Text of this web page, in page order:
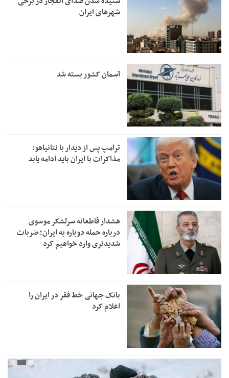
شهرهای ایران
آسمان کشور بسته شد
ترامپ پس از دیدار با نتانیاهو:
مذاکرات با ایران باید ادامه یابد
هشدار قاطعانه سرلشکر موسوی
درباره حمله دوباره به ایران؛ ضربات
شدیدتری وارد خواهیم کرد
بانک جهانی خط فقر در ایران را
اعلام کرد